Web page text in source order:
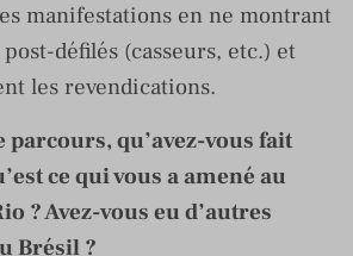
manifestations en ne montrant
défilés (casseurs, etc.) et
les revendications.
parcours, qu’avez-vous fait
ce qui vous a amené au
? Avez-vous eu d’autres
Brésil ?